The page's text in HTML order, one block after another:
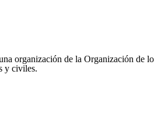
organización de la Organización
y civiles.